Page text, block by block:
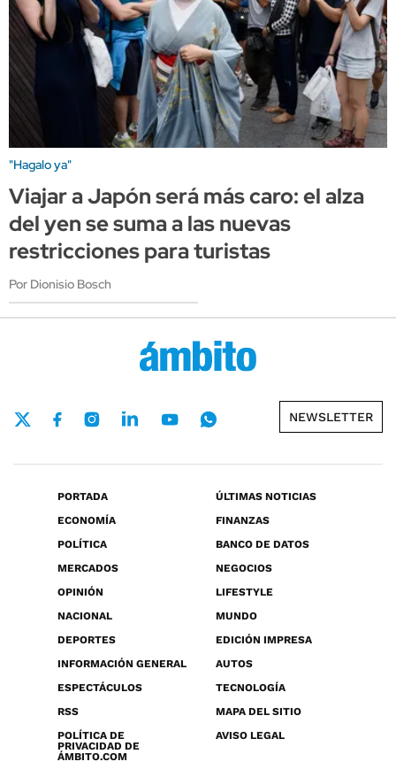
"Hagalo ya"
Viajar a Japón será más caro: el alza
del yen se suma a las nuevas
restricciones para turistas
Por Dionisio Bosch
NEWSLETTER
PORTADA
ÚLTIMAS NOTICIAS
ECONOMÍA
FINANZAS
POLÍTICA
BANCO DE DATOS
MERCADOS
NEGOCIOS
OPINIÓN
LIFESTYLE
NACIONAL
MUNDO
DEPORTES
EDICIÓN IMPRESA
INFORMACIÓN GENERAL
AUTOS
ESPECTÁCULOS
TECNOLOGÍA
RSS
MAPA DEL SITIO
POLÍTICA DE
PRIVACIDAD DE
ÁMBITO.COM
AVISO LEGAL